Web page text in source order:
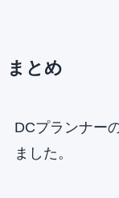
まとめ
DCプランナー
ました。